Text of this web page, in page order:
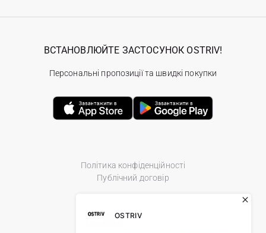
Політика конфіденційності
Публічний договір
ВСТАНОВЛЮЙТЕ ЗАСТОСУНОК OSTRIV!
Персональні пропозиції та швидкі покупки